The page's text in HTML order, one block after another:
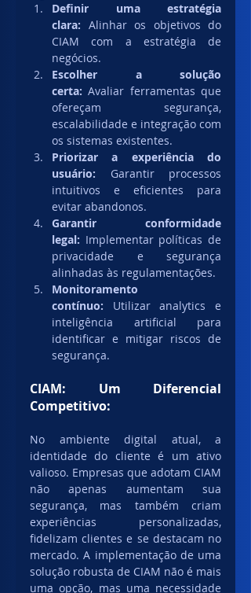
Definir uma estratégia
clara: Alinhar os objetivos do
CIAM com a estratégia de
negócios.
Escolher a solução
certa: Avaliar ferramentas que
ofereçam segurança,
escalabilidade e integração com
os sistemas existentes.
Priorizar a experiência do
usuário: Garantir processos
intuitivos e eficientes para
evitar abandonos.
Garantir conformidade
legal: Implementar políticas de
privacidade e segurança
alinhadas às regulamentações.
Monitoramento
contínuo: Utilizar analytics e
inteligência artificial para
identificar e mitigar riscos de
segurança.
CIAM: Um Diferencial
Competitivo:
No ambiente digital atual, a
identidade do cliente é um ativo
valioso. Empresas que adotam CIAM
não apenas aumentam sua
segurança, mas também criam
experiências personalizadas,
fidelizam clientes e se destacam no
mercado. A implementação de uma
solução robusta de CIAM não é mais
uma opção, mas uma necessidade